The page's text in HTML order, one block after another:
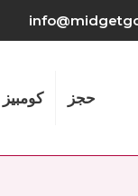
حجز كومبيز